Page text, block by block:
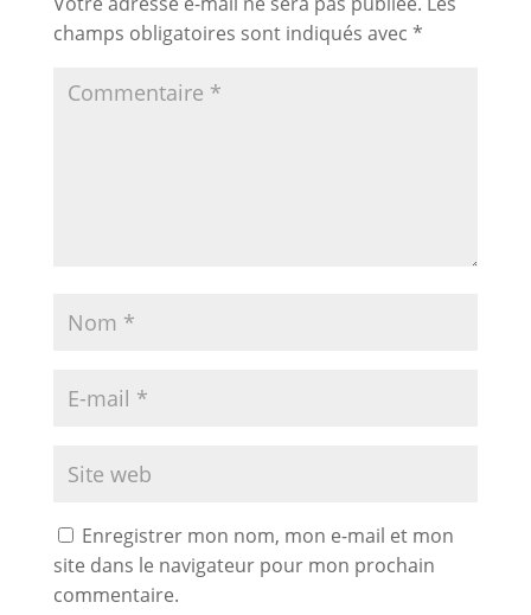
champs obligatoires sont indiqués avec *
Enregistrer mon nom, mon e-mail et mon
site dans le navigateur pour mon prochain
commentaire.